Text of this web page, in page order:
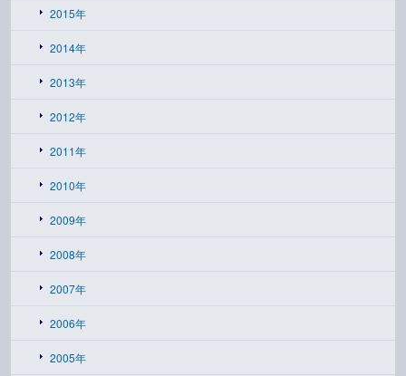
2015年
2014年
2013年
2012年
2011年
2010年
2009年
2008年
2007年
2006年
2005年